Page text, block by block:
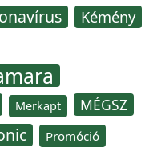
Kémény
Merkapt MÉGSZ
Promóció